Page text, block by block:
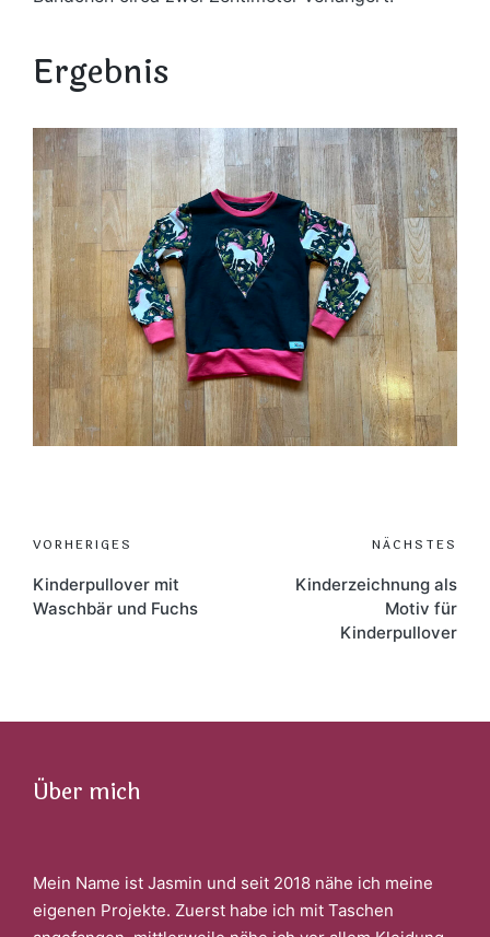
Ergebnis
Post
navigation
VORHERIGES
Kinderpullover mit
Waschbär und Fuchs
NÄCHSTES
Kinderzeichnung als
Motiv für
Kinderpullover
Über mich
Mein Name ist Jasmin und seit 2018 nähe ich meine
eigenen Projekte. Zuerst habe ich mit Taschen